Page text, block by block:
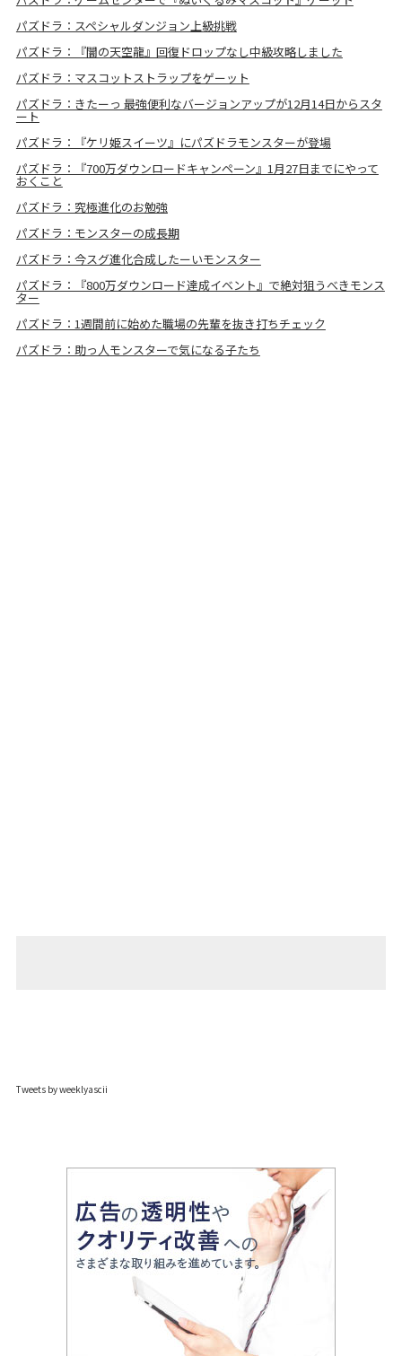
パズドラ：スペシャルダンジョン上級挑戦
パズドラ：『闇の天空龍』回復ドロップなし中級攻略しました
パズドラ：マスコットストラップをゲーット
パズドラ：きたーっ 最強便利なバージョンアップが12月14日からスタ
ート
パズドラ：『ケリ姫スイーツ』にパズドラモンスターが登場
パズドラ：『700万ダウンロードキャンペーン』1月27日までにやって
おくこと
パズドラ：究極進化のお勉強
パズドラ：モンスターの成長期
パズドラ：今スグ進化合成したーいモンスター
パズドラ：『800万ダウンロード達成イベント』で絶対狙うべきモンス
ター
パズドラ：1週間前に始めた職場の先輩を抜き打ちチェック
パズドラ：助っ人モンスターで気になる子たち
Tweets by weeklyascii